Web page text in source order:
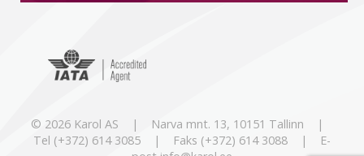
© 2026 Karol AS | Narva mnt. 13, 10151 Tallinn |
Tel (+372) 614 3085 | Faks (+372) 614 3088 | E-